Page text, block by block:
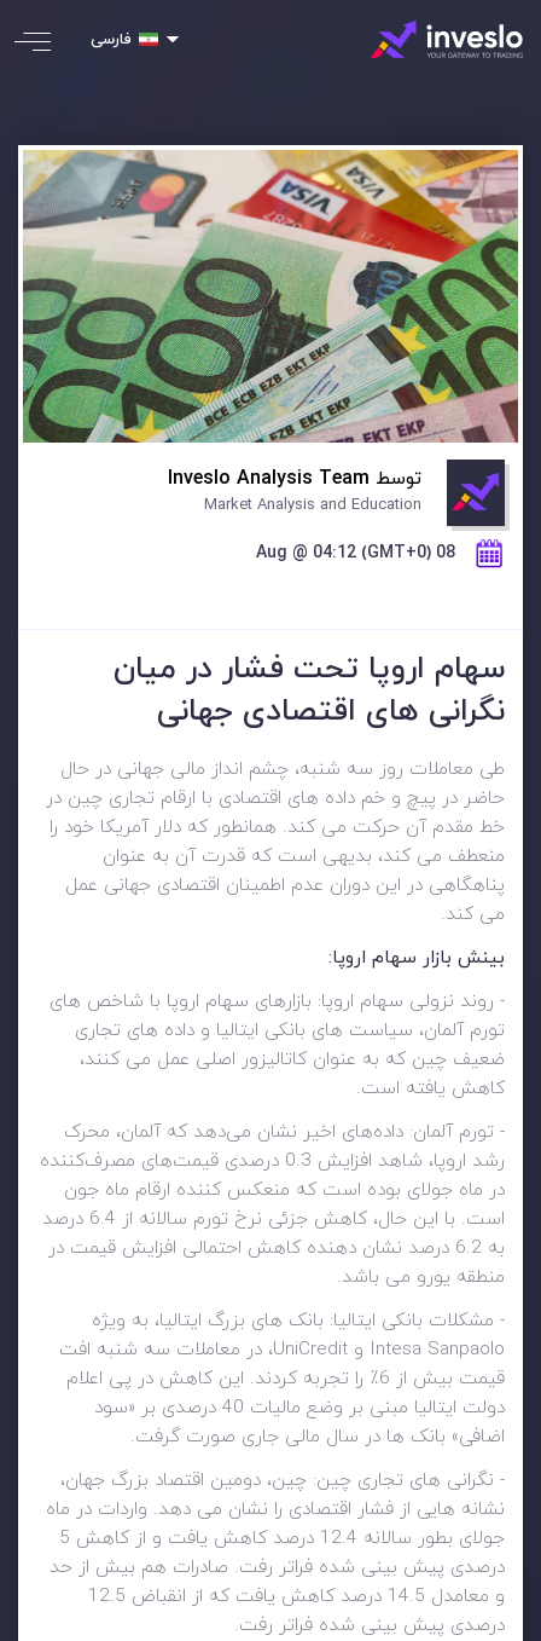
فارسی
توسط Inveslo Analysis Team
Market Analysis and Education
08 Aug @ 04:12 (GMT+0)
سهام اروپا تحت فشار در میان
نگرانی های اقتصادی جهانی
طی معاملات روز سه شنبه، چشم انداز مالی جهانی در حال
حاضر در پیچ و خم داده های اقتصادی با ارقام تجاری چین در
خط مقدم آن حرکت می کند. همانطور که دلار آمریکا خود را
منعطف می کند، بدیهی است که قدرت آن به عنوان
پناهگاهی در این دوران عدم اطمینان اقتصادی جهانی عمل
می کند.
بینش بازار سهام اروپا:
- روند نزولی سهام اروپا: بازارهای سهام اروپا با شاخص های
تورم آلمان، سیاست های بانکی ایتالیا و داده های تجاری
ضعیف چین که به عنوان کاتالیزور اصلی عمل می کنند،
کاهش یافته است.
- تورم آلمان: داده‌های اخیر نشان می‌دهد که آلمان، محرک
رشد اروپا، شاهد افزایش 0.3 درصدی قیمت‌های مصرف‌کننده
در ماه جولای بوده است که منعکس کننده ارقام ماه جون
است. با این حال، کاهش جزئی نرخ تورم سالانه از 6.4 درصد
به 6.2 درصد نشان دهنده کاهش احتمالی افزایش قیمت در
منطقه یورو می باشد.
- مشکلات بانکی ایتالیا: بانک های بزرگ ایتالیا، به ویژه
Intesa Sanpaolo و UniCredit، در معاملات سه شنبه افت
قیمت بیش از 6٪ را تجربه کردند. این کاهش در پی اعلام
دولت ایتالیا مبنی بر وضع مالیات 40 درصدی بر «سود
اضافی» بانک ها در سال مالی جاری صورت گرفت.
- نگرانی های تجاری چین: چین، دومین اقتصاد بزرگ جهان،
نشانه هایی از فشار اقتصادی را نشان می دهد. واردات در ماه
جولای بطور سالانه 12.4 درصد کاهش یافت و از کاهش 5
درصدی پیش بینی شده فراتر رفت. صادرات هم بیش از حد
و معامدل 14.5 درصد کاهش یافت که از انقباض 12.5
درصدی پیش بینی شده فراتر رفت.